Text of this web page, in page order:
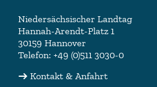
Niedersächsischer Landtag
Hannah-Arendt-Platz 1
30159 Hannover
Telefon: +49 (0)511 3030-0
Kontakt & Anfahrt